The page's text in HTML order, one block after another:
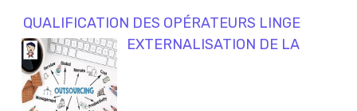
QUALIFICATION DES OPÉRATEURS LINGE
EXTERNALISATION DE LA